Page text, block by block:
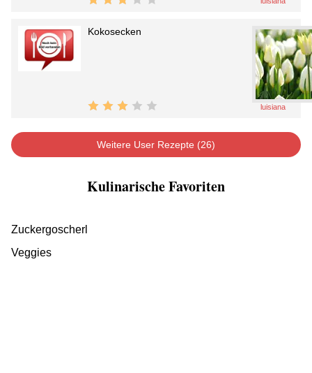
luisiana
Kokosecken
Weitere User Rezepte (26)
Kulinarische Favoriten
Zuckergoscherl
Veggies